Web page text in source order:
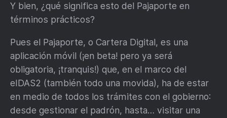
Y bien, ¿qué significa esto del Pajaporte en
términos prácticos?
Pues el Pajaporte, o Cartera Digital, es una
aplicación móvil (¡en beta! pero ya será
obligatoria, ¡tranquis!) que, en el marco del
eIDAS2 (también todo una movida), ha de estar
en medio de todos los trámites con el gobierno:
desde gestionar el padrón, hasta… visitar una